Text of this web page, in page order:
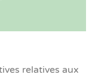
relatives aux